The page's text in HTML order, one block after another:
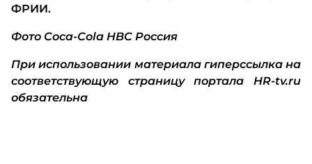
ФРИИ.
Фото Coca-Cola HBC Россия
При использовании материала гиперссылка на
соответствующую страницу портала HR-tv.ru
обязательна